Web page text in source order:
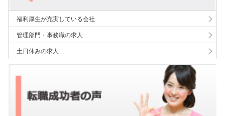
福利厚生が充実している会社
管理部門・事務職の求人
土日休みの求人